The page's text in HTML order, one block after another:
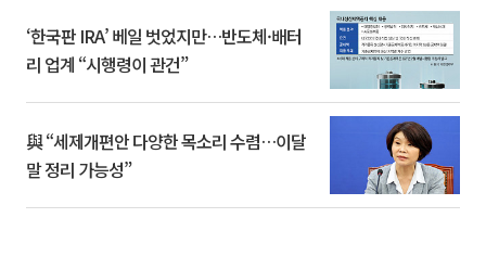
‘한국판 IRA’ 베일 벗었지만…반도체·배터
리 업계 “시행령이 관건”
與 “세제개편안 다양한 목소리 수렴…이달
말 정리 가능성”